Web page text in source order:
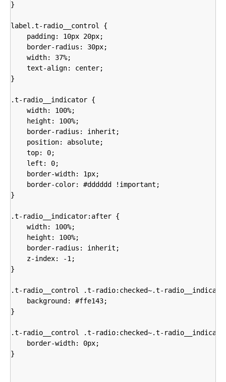
}
label.t-radio__control {
    padding: 10px 20px;
    border-radius: 30px;
    width: 37%;
    text-align: center;
}
.t-radio__indicator {
    width: 100%;
    height: 100%;
    border-radius: inherit;
    position: absolute;
    top: 0;
    left: 0;
    border-width: 1px;
    border-color: #dddddd !important;
}
.t-radio__indicator:after {
    width: 100%;
    height: 100%;
    border-radius: inherit;
    z-index: -1;
}
.t-radio__control .t-radio:checked~.t-
    background: #ffe143;
}
.t-radio__control .t-radio:checked~.t-
    border-width: 0px;
}